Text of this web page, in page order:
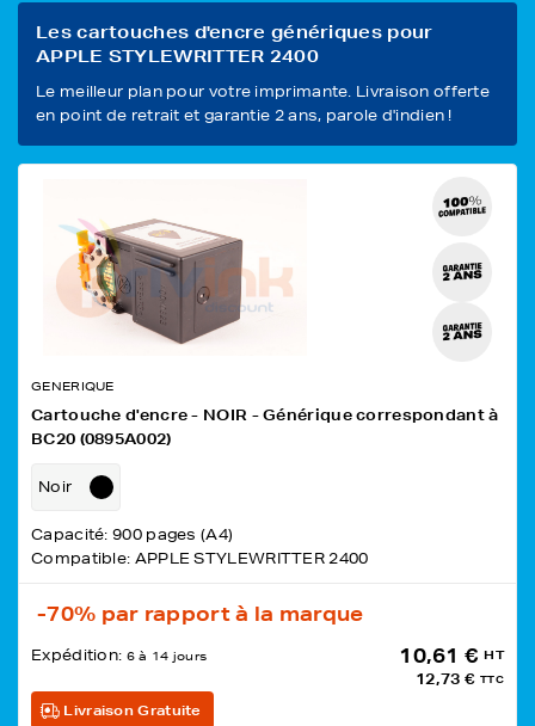
Les cartouches d'encre génériques pour
APPLE STYLEWRITTER 2400
Le meilleur plan pour votre imprimante. Livraison offerte
en point de retrait et garantie 2 ans, parole d'indien !
GENERIQUE
Cartouche d'encre - NOIR - Générique correspondant à
BC20 (0895A002)
Noir
Capacité: 900 pages (A4)
Compatible: APPLE STYLEWRITTER 2400
-70% par rapport à la marque
Expédition: 6 à 14 jours 10,61 € HT
12,73 € TTC
Livraison Gratuite